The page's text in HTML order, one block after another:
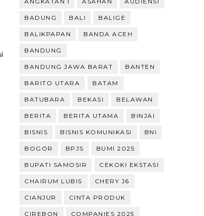
BADUNG BALI BALIGE
BALIKPAPAN BANDA ACEH
BANDUNG
BANDUNG JAWA BARAT BANTEN
BARITO UTARA BATAM
BATUBARA BEKASI BELAWAN
BERITA BERITA UTAMA BINJAI
BISNIS BISNIS KOMUNIKASI BNI
BOGOR BPJS BUMI 2025
BUPATI SAMOSIR CEKOKI EKSTASI
CHAIRUM LUBIS CHERY J6
CIANJUR CINTA PRODUK
CIREBON COMPANIES 2025